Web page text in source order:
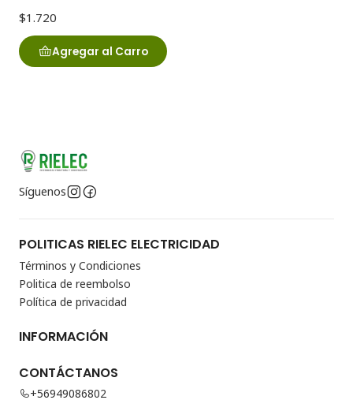
$1.720
Agregar al Carro
Síguenos
POLITICAS RIELEC ELECTRICIDAD
Términos y Condiciones
Politica de reembolso
Política de privacidad
INFORMACIÓN
CONTÁCTANOS
+56949086802